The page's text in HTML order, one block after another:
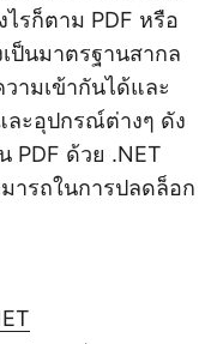
รก็ตาม PDF หรือ
ป็นมาตรฐานสากล
ามเข้ากันได้และ
ละอุปกรณ์ต่างๆ ดัง
PDF ด้วย .NET
ารถในการปลดล็อก